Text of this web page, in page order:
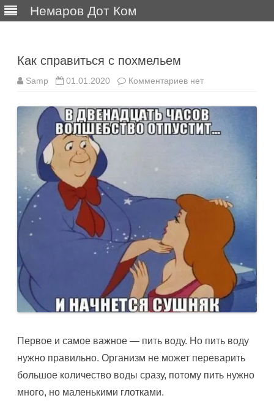
Немаров Дот Ком
Как справиться с похмельем
Samp 01.01.2020 Комментариевк
справиться
с
похмельем
нет
Первое и самое важное — пить воду. Но пить воду
нужно правильно. Организм не может переварить
большое количество воды сразу, потому пить нужно
много, но маленькими глотками.